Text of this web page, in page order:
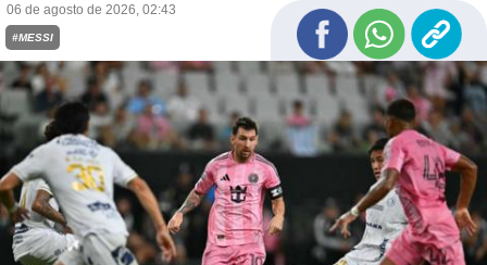
06 de agosto de 2026, 02:43
#MESSI